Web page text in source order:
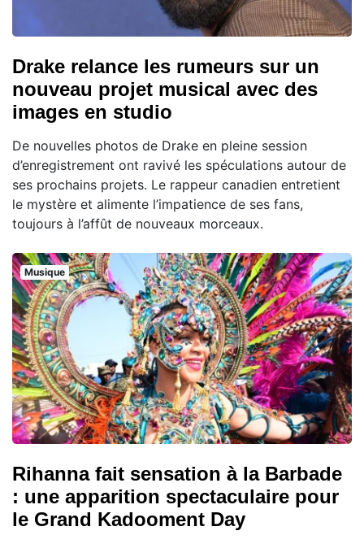
Drake relance les rumeurs sur un
nouveau projet musical avec des
images en studio
De nouvelles photos de Drake en pleine session
d’enregistrement ont ravivé les spéculations autour de
ses prochains projets. Le rappeur canadien entretient
le mystère et alimente l’impatience de ses fans,
toujours à l’affût de nouveaux morceaux.
Musique
Rihanna fait sensation à la Barbade
: une apparition spectaculaire pour
le Grand Kadooment Day